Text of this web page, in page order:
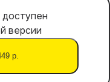
версии
р.